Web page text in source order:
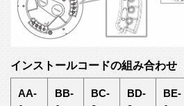
インストールコードの組み合わせ
AA-
BB-
BC-
BD-
BE-